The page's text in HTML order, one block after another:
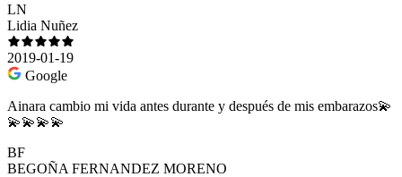
LN
Lidia Nuñez
2019-01-19
Google
Ainara cambio mi vida antes durante y después de mis embarazos💫
💫💫💫💫
BF
BEGOÑA FERNANDEZ MORENO